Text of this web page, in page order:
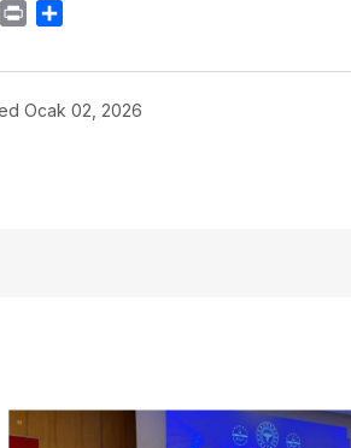
Email Print
Ocak 02, 2026